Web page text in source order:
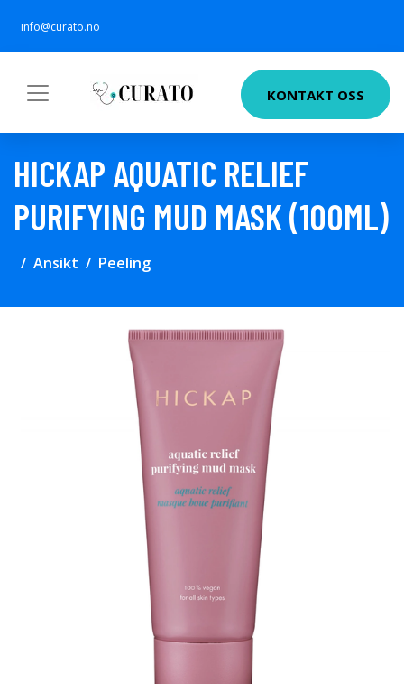
info@curato.no
KONTAKT OSS
HICKAP AQUATIC RELIEF
PURIFYING MUD MASK (100ML)
Ansikt Peeling